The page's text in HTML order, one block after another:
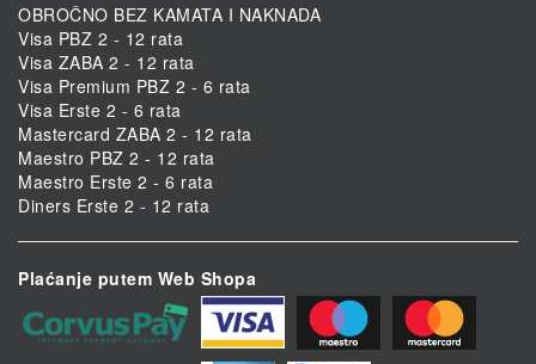
OBROČNO BEZ KAMATA I NAKNADA
Visa PBZ 2 - 12 rata
Visa ZABA 2 - 12 rata
Visa Premium PBZ 2 - 6 rata
Visa Erste 2 - 6 rata
Mastercard ZABA 2 - 12 rata
Maestro PBZ 2 - 12 rata
Maestro Erste 2 - 6 rata
Diners Erste 2 - 12 rata
Plaćanje putem Web Shopa